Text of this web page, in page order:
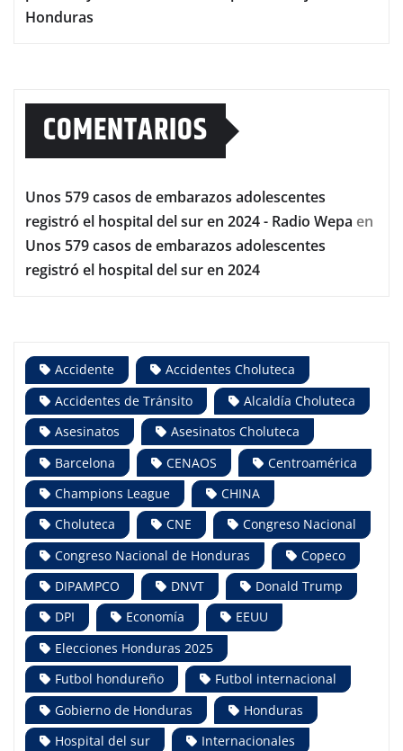
Honduras
COMENTARIOS
Unos 579 casos de embarazos adolescentes
registró el hospital del sur en 2024 - Radio Wepa en
Unos 579 casos de embarazos adolescentes
registró el hospital del sur en 2024
Accidente
Accidentes Choluteca
Accidentes de Tránsito
Alcaldía Choluteca
Asesinatos
Asesinatos Choluteca
Barcelona
CENAOS
Centroamérica
Champions League
CHINA
Choluteca
CNE
Congreso Nacional
Congreso Nacional de Honduras
Copeco
DIPAMPCO
DNVT
Donald Trump
DPI
Economía
EEUU
Elecciones Honduras 2025
Futbol hondureño
Futbol internacional
Gobierno de Honduras
Honduras
Hospital del sur
Internacionales